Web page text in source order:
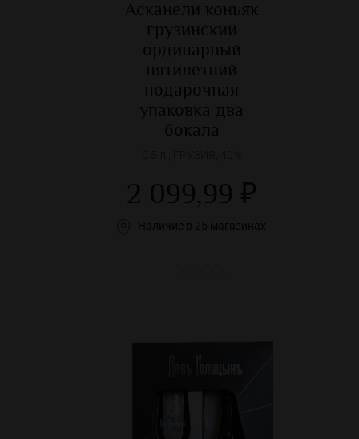
Асканели коньяк
грузинский
ординарный
пятилетний
подарочная
упаковка два
бокала
2 099,99 ₽
Наличие в 25 магазинах